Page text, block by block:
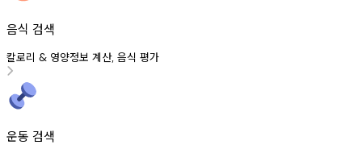
음식 검색
칼로리 & 영양정보 계산, 음식 평가
운동 검색